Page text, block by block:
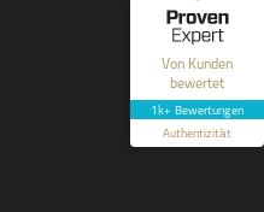
Von Kunden
bewertet
1k+ Bewertungen
Authentizität
40
Bewertungen auf
ProvenExpert.com
Blick aufs ProvenExpert-Profil werfen